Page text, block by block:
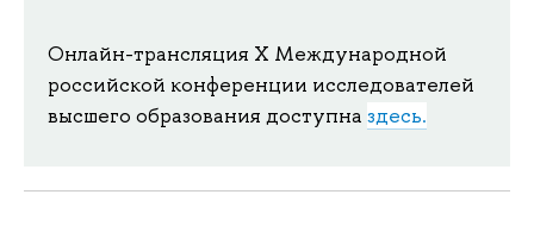
Онлайн-трансляция X Международной
российской конференции исследователей
высшего образования доступна здесь.